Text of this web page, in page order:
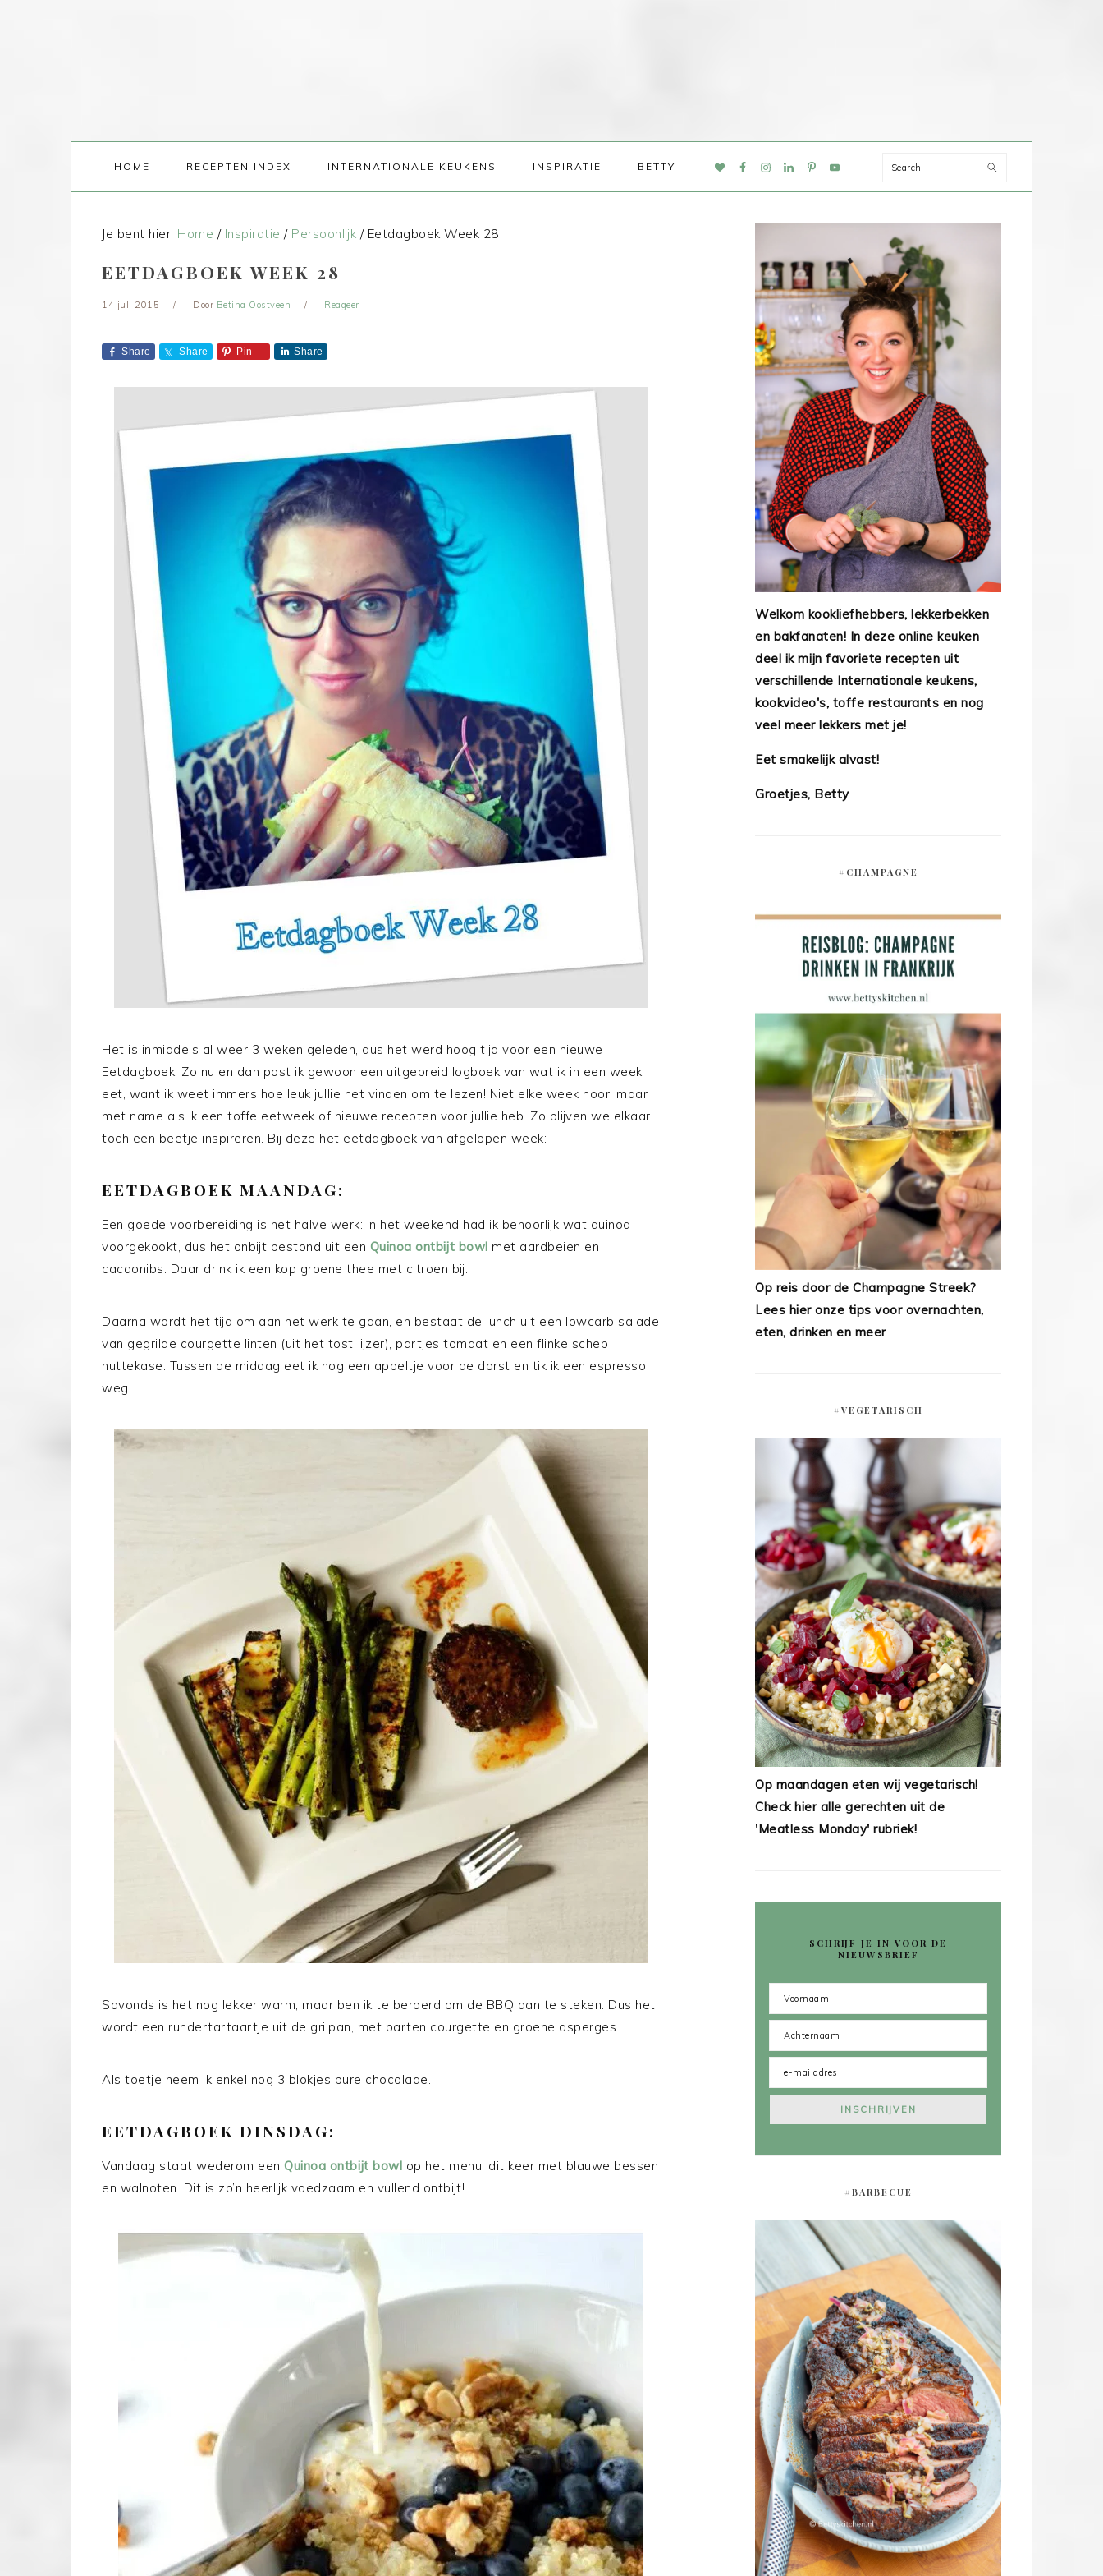
HOME RECEPTEN INDEX INTERNATIONALE KEUKENS INSPIRATIE BETTY
NAV
Search
Je bent hier: Home / Inspiratie / Persoonlijk /Eetdagboek Week 28
EETDAGBOEK WEEK 28
14 juli 2015 Door Betina Oostveen Reageer
Share Share Pin Share
Het is inmiddels al weer 3 weken geleden, dus het werd hoog tijd voor een nieuwe
Eetdagboek! Zo nu en dan post ik gewoon een uitgebreid logboek van wat ik in een week
eet, want ik weet immers hoe leuk jullie het vinden om te lezen! Niet elke week hoor, maar
met name als ik een toffe eetweek of nieuwe recepten voor jullie heb. Zo blijven we elkaar
toch een beetje inspireren. Bij deze het eetdagboek van afgelopen week:
EETDAGBOEK MAANDAG:
Een goede voorbereiding is het halve werk: in het weekend had ik behoorlijk wat quinoa
voorgekookt, dus het onbijt bestond uit een Quinoa ontbijt bowl met aardbeien en
cacaonibs. Daar drink ik een kop groene thee met citroen bij.
Daarna wordt het tijd om aan het werk te gaan, en bestaat de lunch uit een lowcarb salade
van gegrilde courgette linten (uit het tosti ijzer), partjes tomaat en een flinke schep
huttekase. Tussen de middag eet ik nog een appeltje voor de dorst en tik ik een espresso
weg.
Savonds is het nog lekker warm, maar ben ik te beroerd om de BBQ aan te steken. Dus het
wordt een rundertartaartje uit de grilpan, met parten courgette en groene asperges.
Als toetje neem ik enkel nog 3 blokjes pure chocolade.
EETDAGBOEK DINSDAG:
Vandaag staat wederom een Quinoa ontbijt bowl op het menu, dit keer met blauwe bessen
en walnoten. Dit is zo’n heerlijk voedzaam en vullend ontbijt!
Welkom kookliefhebbers, lekkerbekken
en bakfanaten! In deze online keuken
deel ik mijn favoriete recepten uit
verschillende Internationale keukens,
kookvideo's, toffe restaurants en nog
veel meer lekkers met je!
Eet smakelijk alvast!
Groetjes, Betty
#CHAMPAGNE
Op reis door de Champagne Streek?
Lees hier onze tips voor overnachten,
eten, drinken en meer
#VEGETARISCH
Op maandagen eten wij vegetarisch!
Check hier alle gerechten uit de
'Meatless Monday' rubriek!
SCHRIJF JE IN VOOR DE
NIEUWSBRIEF
#BARBECUE